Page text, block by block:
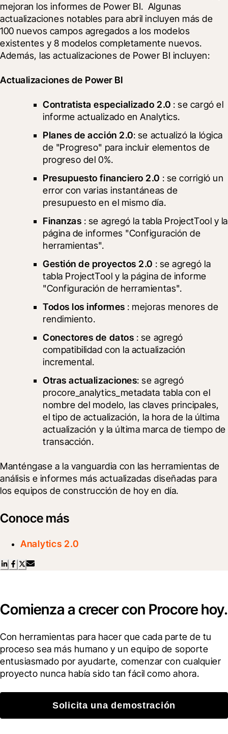
mejoran los informes de Power BI.  Algunas
actualizaciones notables para abril incluyen más de
100 nuevos campos agregados a los modelos
existentes y 8 modelos completamente nuevos.
Además, las actualizaciones de Power BI incluyen:
Actualizaciones de Power BI
Contratista especializado 2.0 : se cargó el
informe actualizado en Analytics.
Planes de acción 2.0: se actualizó la lógica
de "Progreso" para incluir elementos de
progreso del 0%.
Presupuesto financiero 2.0 : se corrigió un
error con varias instantáneas de
presupuesto en el mismo día.
Finanzas : se agregó la tabla ProjectTool y la
página de informes "Configuración de
herramientas".
Gestión de proyectos 2.0 : se agregó la
tabla ProjectTool y la página de informe
"Configuración de herramientas".
Todos los informes : mejoras menores de
rendimiento.
Conectores de datos : se agregó
compatibilidad con la actualización
incremental.
Otras actualizaciones: se agregó
procore_analytics_metadata tabla con el
nombre del modelo, las claves principales,
el tipo de actualización, la hora de la última
actualización y la última marca de tiempo de
transacción.
Manténgase a la vanguardia con las herramientas de
análisis e informes más actualizadas diseñadas para
los equipos de construcción de hoy en día.
Conoce más
Analytics 2.0
Comienza a crecer con Procore hoy.
Con herramientas para hacer que cada parte de tu
proceso sea más humano y un equipo de soporte
entusiasmado por ayudarte, comenzar con cualquier
proyecto nunca había sido tan fácil como ahora.
Solicita una demostración